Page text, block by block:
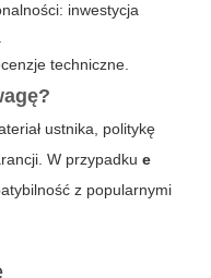
inwestycja
techniczne.
ustnika, politykę
W przypadku e
z popularnymi